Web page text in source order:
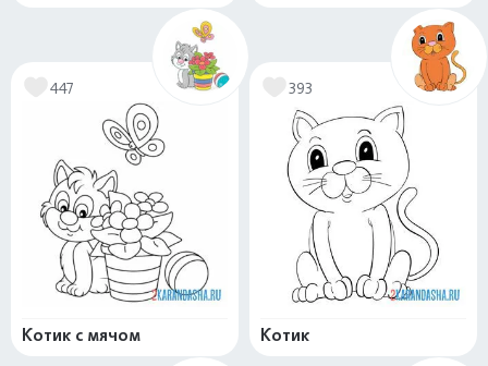
447
Котик с мячом
393
Котик